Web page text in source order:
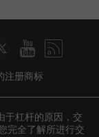
注册商标
于杠杆的原因，交
完全了解所进行交